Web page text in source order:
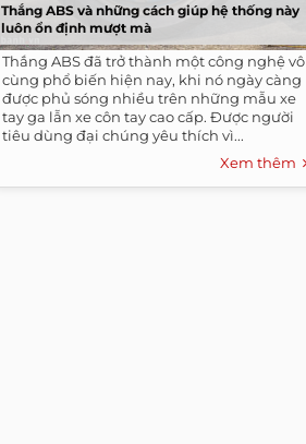
Thắng ABS và những cách giúp hệ thống này
luôn ổn định mượt mà
Thắng ABS đã trở thành một công nghệ vô
cùng phổ biến hiện nay, khi nó ngày càng
được phủ sóng nhiều trên những mẫu xe
tay ga lẫn xe côn tay cao cấp. Được người
tiêu dùng đại chúng yêu thích vì...
Xem thêm